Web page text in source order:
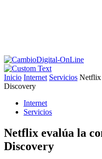
Inicio Internet Servicios Netflix
Discovery
Internet
Servicios
Netflix evalúa la
Discovery